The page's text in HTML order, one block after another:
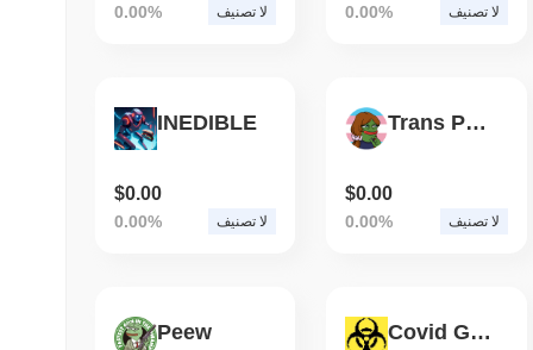
0.00% لا تصنيف 0.00% لا تصنيف
INEDIBLE
$0.00
0.00% لا تصنيف
Trans Pepe
$0.00
0.00% لا تصنيف
Peew Covid Gambit